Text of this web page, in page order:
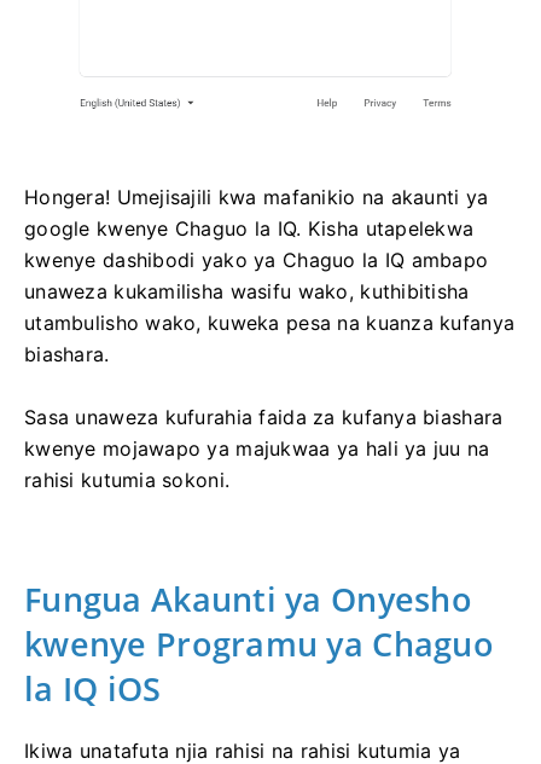
Hongera! Umejisajili kwa mafanikio na akaunti ya
google kwenye Chaguo la IQ. Kisha utapelekwa
kwenye dashibodi yako ya Chaguo la IQ ambapo
unaweza kukamilisha wasifu wako, kuthibitisha
utambulisho wako, kuweka pesa na kuanza kufanya
biashara.
Sasa unaweza kufurahia faida za kufanya biashara
kwenye mojawapo ya majukwaa ya hali ya juu na
rahisi kutumia sokoni.
Fungua Akaunti ya Onyesho
kwenye Programu ya Chaguo
la IQ iOS
Ikiwa unatafuta njia rahisi na rahisi kutumia ya